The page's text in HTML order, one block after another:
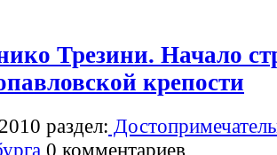
Трезини. Начало
крепости
раздел:
0 комментариев